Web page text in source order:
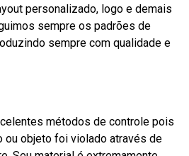
personalizado, logo e demais
sempre os padrões de
sempre com qualidade e
métodos de controle pois
ou objeto foi violado através de